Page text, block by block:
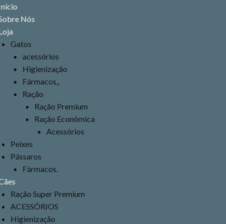
Nós
Gatos
acessórios
Higienização
Fármacos,,
Ração
Ração Premium
Ração Econômica
Acessórios
Peixes
Pássaros
Fármacos.
Ração Super Premium
ACESSÓRIOS
Higienização